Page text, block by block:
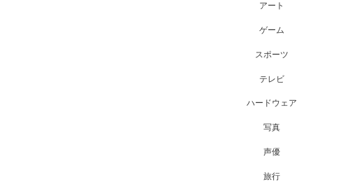
アート
ゲーム
スポーツ
テレビ
ハードウェア
写真
声優
旅行